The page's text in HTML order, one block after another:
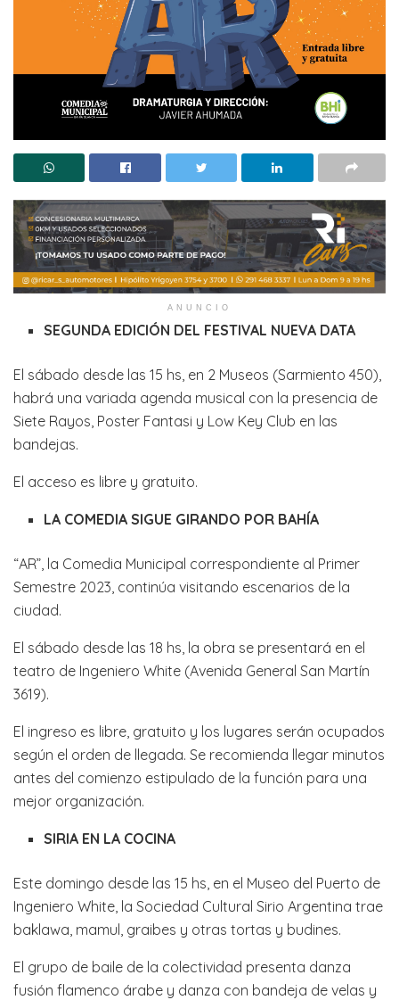
ANUNCIO
SEGUNDA EDICIÓN DEL FESTIVAL NUEVA DATA
El sábado desde las 15 hs, en 2 Museos (Sarmiento 450),
habrá una variada agenda musical con la presencia de
Siete Rayos, Poster Fantasi y Low Key Club en las
bandejas.
El acceso es libre y gratuito.
LA COMEDIA SIGUE GIRANDO POR BAHÍA
“AR”, la Comedia Municipal correspondiente al Primer
Semestre 2023, continúa visitando escenarios de la
ciudad.
El sábado desde las 18 hs, la obra se presentará en el
teatro de Ingeniero White (Avenida General San Martín
3619).
El ingreso es libre, gratuito y los lugares serán ocupados
según el orden de llegada. Se recomienda llegar minutos
antes del comienzo estipulado de la función para una
mejor organización.
SIRIA EN LA COCINA
Este domingo desde las 15 hs, en el Museo del Puerto de
Ingeniero White, la Sociedad Cultural Sirio Argentina trae
baklawa, mamul, graibes y otras tortas y budines.
El grupo de baile de la colectividad presenta danza
fusión flamenco árabe y danza con bandeja de velas y